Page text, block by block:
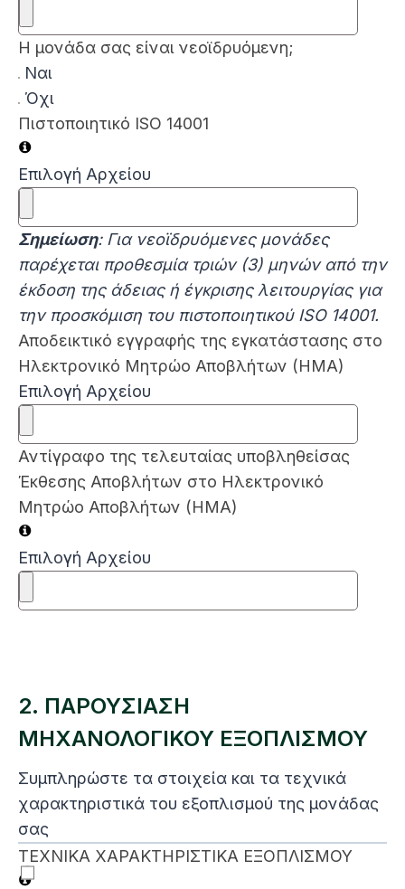
Η μονάδα σας είναι νεοϊδρυόμενη;
Ναι
Όχι
Πιστοποιητικό ISO 14001
Επιλογή Αρχείου
Σημείωση: Για νεοϊδρυόμενες μονάδες
παρέχεται προθεσμία τριών (3) μηνών από την
έκδοση της άδειας ή έγκρισης λειτουργίας για
την προσκόμιση του πιστοποιητικού ISO 14001.
Αποδεικτικό εγγραφής της εγκατάστασης στο
Ηλεκτρονικό Μητρώο Αποβλήτων (ΗΜΑ)
Επιλογή Αρχείου
Αντίγραφο της τελευταίας υποβληθείσας
Έκθεσης Αποβλήτων στο Ηλεκτρονικό
Μητρώο Αποβλήτων (ΗΜΑ)
Επιλογή Αρχείου
2. ΠΑΡΟΥΣΙΑΣΗ
ΜΗΧΑΝΟΛΟΓΙΚΟΥ ΕΞΟΠΛΙΣΜΟΥ
Συμπληρώστε τα στοιχεία και τα τεχνικά
χαρακτηριστικά του εξοπλισμού της μονάδας
σας
ΤΕΧΝΙΚΑ ΧΑΡΑΚΤΗΡΙΣΤΙΚΑ ΕΞΟΠΛΙΣΜΟΥ